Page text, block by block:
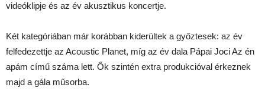
videóklipje és az év akusztikus koncertje.
Két kategóriában már korábban kiderültek a győztesek: az év
felfedezettje az Acoustic Planet, míg az év dala Pápai Joci Az én
apám című száma lett. Ők szintén extra produkcióval érkeznek
majd a gála műsorba.